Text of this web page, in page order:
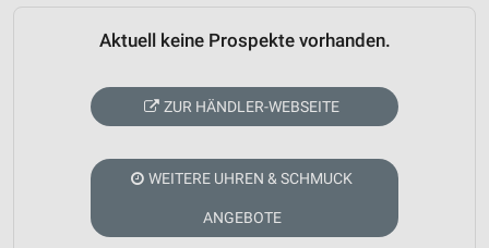
Aktuell keine Prospekte vorhanden.
ZUR HÄNDLER-WEBSEITE
WEITERE UHREN & SCHMUCK
ANGEBOTE